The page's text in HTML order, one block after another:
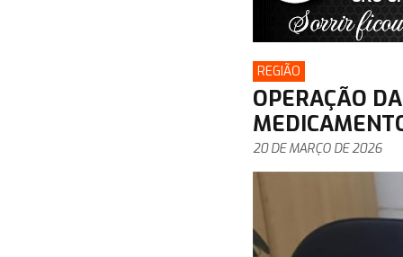
REGIÃO
OPERAÇÃO
20 DE MARÇO DE 2026